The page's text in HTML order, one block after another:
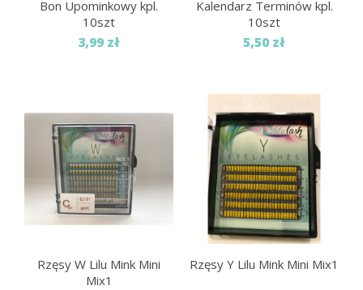
Bon Upominkowy kpl.
10szt
3,99 zł
Kalendarz Terminów kpl.
10szt
5,50 zł
Rzęsy W Lilu Mink Mini
Mix1
Rzęsy Y Lilu Mink Mini Mix1